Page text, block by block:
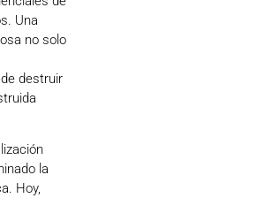
Una
no solo
destruir
la
Hoy,